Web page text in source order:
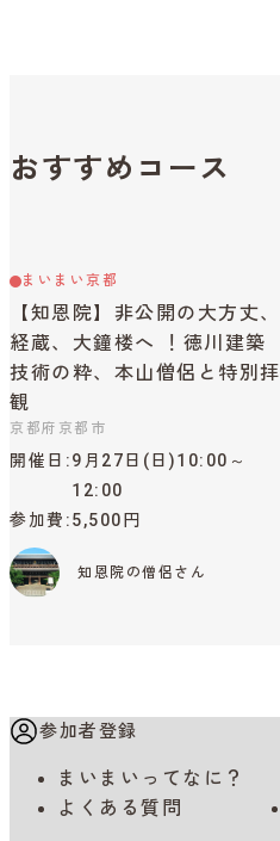
おすすめコース
まいまい京都
【知恩院】非公開の大方丈、
経蔵、大鐘楼へ ！徳川建築
技術の粋、本山僧侶と特別拝
観
京都府京都市
開催日
9月27日(日)10:00～
12:00
参加費 5,500円
知恩院の僧侶さん
参加者登録
まいまいってなに？
よくある質問